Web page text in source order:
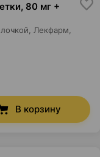
, 80 мг +
Лекфарм
В корзину